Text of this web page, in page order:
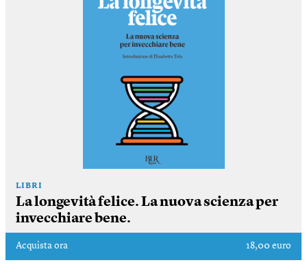
LIBRI
La longevità felice. La nuova scienza per
invecchiare bene.
Acquista ora 18,00 euro